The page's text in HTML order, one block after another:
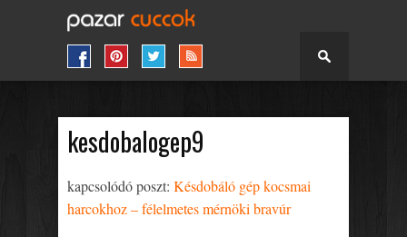
kesdobalogep9
kapcsolódó poszt: Késdobáló gép kocsmai
harcokhoz – félelmetes mérnöki bravúr